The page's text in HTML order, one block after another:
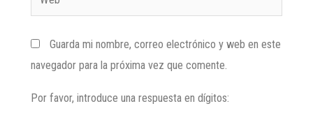
Guarda mi nombre, correo electrónico y web en este
navegador para la próxima vez que comente.
Por favor, introduce una respuesta en dígitos: